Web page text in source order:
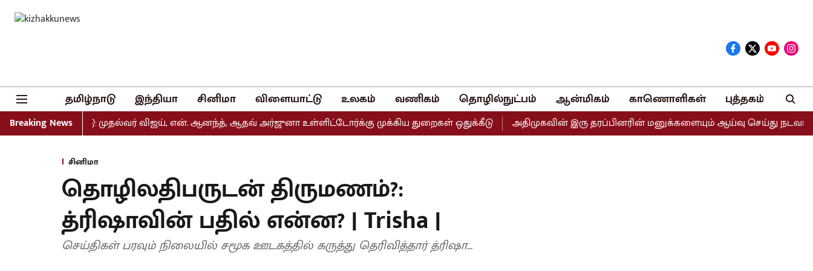
தமிழ்நாடு இந்தியா சினிமா விளையாட்டு உலகம் வணிகம் தொழில்நுட்பம் ஆன்மிகம் காணொளிகள் புத்தகம்
Breaking News
வெளியீடு: முதல்வர் விஜய், என். ஆனந்த், ஆதவ் அர்ஜுனா உள்ளிட்டோர்க்கு முக்கிய துறைகள் ஒதுக்கீடு அதிமுகவின் இரு தரப்பினரின் மனுக்களையும் ஆய்வு செய்து நடவடிக்கை
சினிமா
தொழிலதிபருடன் திருமணம்?:
த்ரிஷாவின் பதில் என்ன? | Trisha |
செய்திகள் பரவும் நிலையில் சமூக ஊடகத்தில் கருத்து தெரிவித்தார் த்ரிஷா...